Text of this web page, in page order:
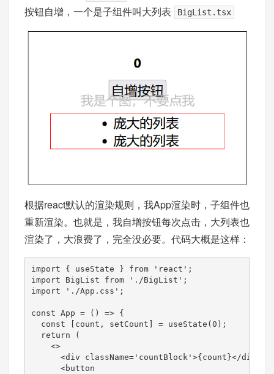
按钮自增，一个是子组件叫大列表
BigList.tsx
根据react默认的渲染规则，我App渲染时，子组件也
重新渲染。也就是，我自增按钮每次点击，大列表也
渲染了，大浪费了，完全没必要。代码大概是这样：
import { useState } from 'react';
import BigList from './BigList';
import './App.css';
const App = () => {
  const [count, setCount] = useState(0);
  return (
    <>
      <div className='countBlock'>{count}</div>
      <button